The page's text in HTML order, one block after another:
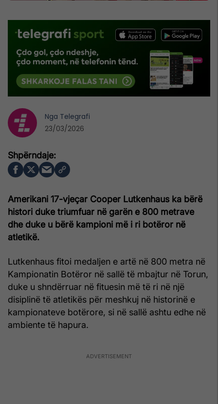
Amerikani 17-vjeçar Cooper Lutkenhaus ka bërë
histori duke triumfuar në garën e 800 metrave
dhe duke u bërë kampioni më i ri botëror në
atletikë.
Lutkenhaus fitoi medaljen e artë në 800 metra në
Kampionatin Botëror në sallë të mbajtur në Torun,
duke u shndërruar në fituesin më të ri në një
disiplinë të atletikës për meshkuj në historinë e
kampionateve botërore, si në sallë ashtu edhe në
ambiente të hapura.
Nga Telegrafi
23/03/2026